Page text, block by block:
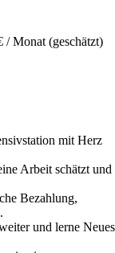
/ Monat (geschätzt)
mit Herz
Arbeit schätzt und
Bezahlung,
und lerne Neues